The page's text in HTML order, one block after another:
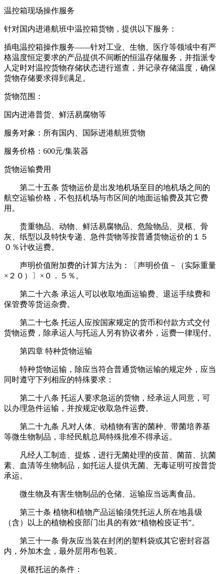
温控箱现场操作服务
针对国内进港航班中温控箱货物，提供以下服务：
插电温控箱操作服务——针对工业、生物、医疗等领域中有严
格温度恒定要求的产品提供不间断的恒温存储服务，并指派专
人定时对温控货物存储状态进行巡查，并记录存储温度，确保
货物存储要求得到满足。
货物范围：
国内进港普货、鲜活易腐物等
服务对象：所有国内、国际进港航班货物
服务价格：600元/集装器
货物运输费用
第二十五条 货物运价是出发地机场至目的地机场之间的
航空运输价格，不包括机场与市区间的地面运输费及其它费
用。
贵重物品、动物、鲜活易腐物品、危险物品、灵柩、骨
灰、纸型以及特快专递、急件货物等按普通货物运价的１５
０％计收运费。
声明价值附加费的计算方法为：〔声明价值－（实际重量
×２０）〕×０．５％。
第二十六条 承运人可以收取地面运输费、退运手续费和
保管费等货运杂费。
第二十七条 托运人应按国家规定的货币和付款方式交付
货物运费，除承运人与托运人另有协议者外，运费一律现付。
第四章 特种货物运输
特种货物运输，除应当符合普通货物运输的规定外，应当
同时遵守下列相应的特殊要求：
第二十八条 托运人要求急运的货物，经承运人同意，可
以办理急件运输，并按规定收取急件运费。
第二十九条 凡对人体、动植物有害的菌种、带菌培养基
等微生物制品，非经民航总局特殊批准不得承运。
凡经人工制造、提炼，进行无菌处理的疫苗、菌苗、抗菌
素、血清等生物制品，如托运人提供无菌、无毒证明可按普货
承运。
微生物及有害生物制品的仓储、运输应当远离食品。
第三十条 植物和植物产品运输须凭托运人所在地县级
（含）以上的植物检疫部门出具的有效“植物检疫证书”。
第三十一条 骨灰应当装在封闭的塑料袋或其它密封容器
内，外加木盒，最外层用布包装。
灵柩托运的条件：